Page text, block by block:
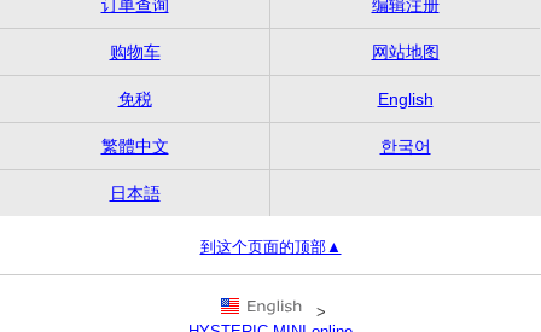
订单查询 编辑注册
购物车 网站地图
免税 English
繁體中文 한국어
日本語
到这个页面的顶部▲
>